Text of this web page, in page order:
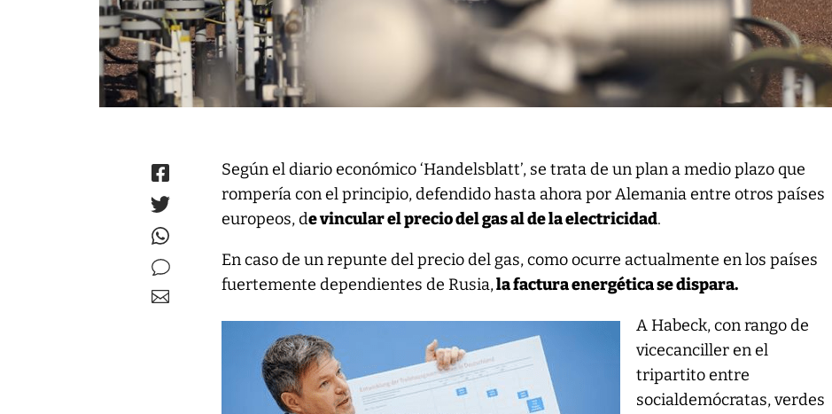
Según el diario económico ‘Handelsblatt’, se trata de un plan a medio plazo que
rompería con el principio, defendido hasta ahora por Alemania entre otros países
europeos, de vincular el precio del gas al de la electricidad.
En caso de un repunte del precio del gas, como ocurre actualmente en los países
fuertemente dependientes de Rusia,la factura energética se dispara.
A Habeck, con rango de
vicecanciller en el
tripartito entre
socialdemócratas, verdes